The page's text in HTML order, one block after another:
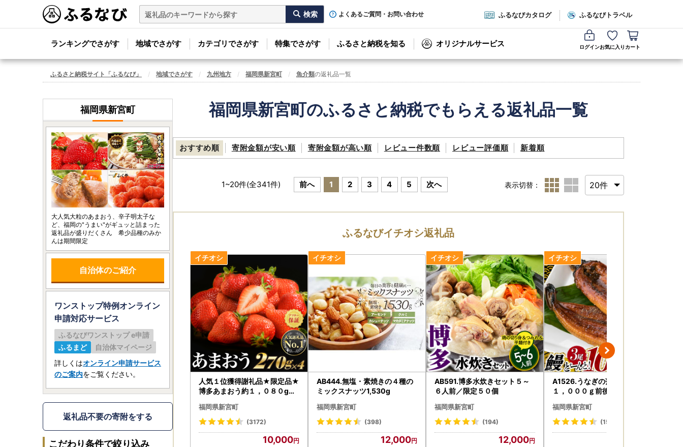
よくあるご質問・お問い合わせ ふるなびカタログ ふるなびトラベル
ランキングでさがす 地域でさがす カテゴリでさがす 特集でさがす ふるさと納税を知る オリジナルサービス ログインお気に入り カート
ふるさと納税サイト「ふるなび」 地域でさがす 九州地方 福岡県新宮町 魚介類の返礼品一覧
福岡県新宮町のふるさと納税でもらえる返礼品一覧
おすすめ順 寄附金額が安い順 寄附金額が高い順 レビュー件数順 レビュー評価順 新着順
1~20件(全341件) 前へ 1 2 3 4 5 次へ 表示切替：
ふるなびイチオシ返礼品
人気１位獲得謝礼品★限定品★
博多あまおう約１，０８０g（
発送）.A1609【あまおう】
福岡県新宮町
(3172)
10,000
AB444.無塩・素焼きの４種の
ミックスナッツ1,530g
福岡県新宮町
(398)
12,000
AB591.博多水炊きセット５～
６人前／限定５０個
福岡県新宮町
(194)
12,000
A1526.うなぎの蒲焼３尾（計
１，０００ｇ前後）『１～２ヶ
福岡県新宮町
(1545)
福岡県新宮町
大人気大粒のあまおう、辛子明太子な
ど、福岡の"うまい"がギュッと詰まった
返礼品が盛りだくさん 希少品種のみか
んは期間限定
自治体のご紹介
ワンストップ特例オンライン
申請対応サービス
ふるなびワンストップ e申請
ふるまど
自治体マイページ
詳しくはオンライン申請サービス
のご案内をご覧ください。
返礼品不要の寄附をする
こだわり条件で絞り込み